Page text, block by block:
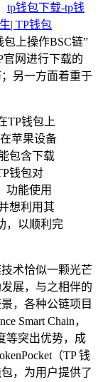
tp钱包下载-tp钱
| TP钱包
包上操作BSC链”
网进行下载的
另一方面着重于
TP钱包上
苹果设备
包含下载
钱包对
功能使用
想利用其
，以顺利完
术恰似一颗光芒
展，与之相伴的
，各种公链项目
Smart Chain，
等突出优势，成
（TP 钱
，为用户提供了